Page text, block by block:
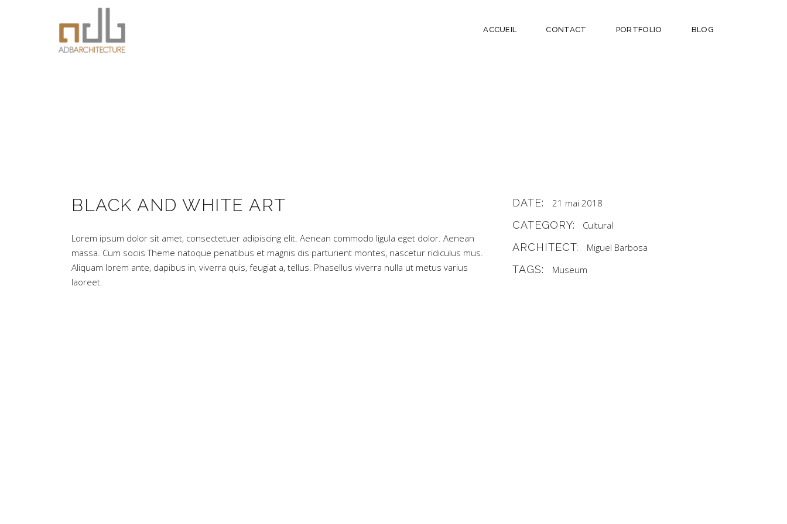
ACCUEIL CONTACT PORTFOLIO BLOG
BLACK AND WHITE ART
Lorem ipsum dolor sit amet, consectetuer adipiscing elit. Aenean commodo ligula eget dolor. Aenean
massa. Cum sociis Theme natoque penatibus et magnis dis parturient montes, nascetur ridiculus mus.
Aliquam lorem ante, dapibus in, viverra quis, feugiat a, tellus. Phasellus viverra nulla ut metus varius
laoreet.
DATE: 21 mai 2018
CATEGORY: Cultural
ARCHITECT: Miguel Barbosa
TAGS: Museum